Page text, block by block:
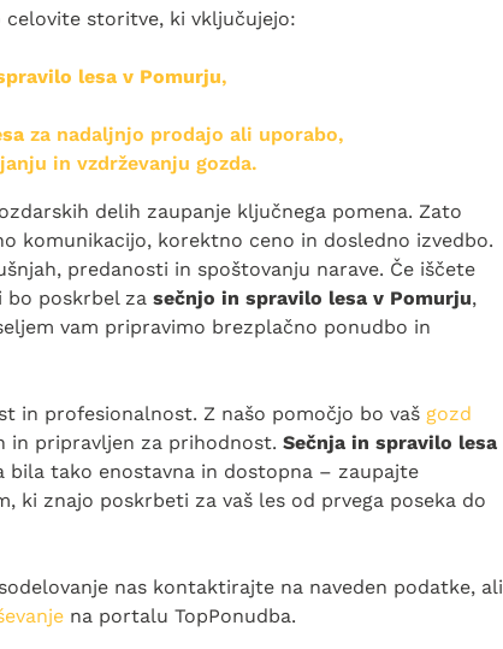
celovite storitve, ki vključujejo:
lesa v Pomurju,
za nadaljnjo prodajo ali uporabo,
in vzdrževanju gozda.
delih zaupanje ključnega pomena. Zato
komunikacijo, korektno ceno in dosledno izvedbo.
predanosti in spoštovanju narave. Če iščete
bo poskrbel za sečnjo in spravilo lesa v Pomurju,
vam pripravimo brezplačno ponudbo in
in profesionalnost. Z našo pomočjo bo vaš gozd
in pripravljen za prihodnost. Sečnja in spravilo lesa
bila tako enostavna in dostopna – zaupajte
ki znajo poskrbeti za vaš les od prvega poseka do
nas kontaktirajte na naveden podatke, ali
na portalu TopPonudba.